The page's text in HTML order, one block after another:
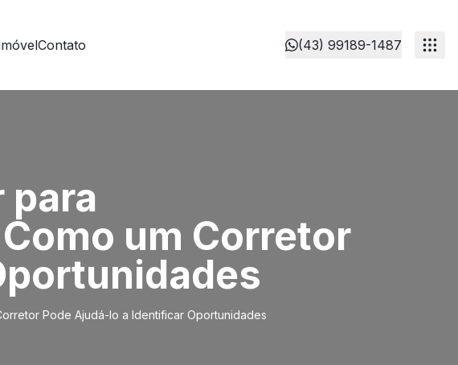
Contato (43) 99189-1487
para
um Corretor
Pode Ajudá-lo a Identificar Oportunidades